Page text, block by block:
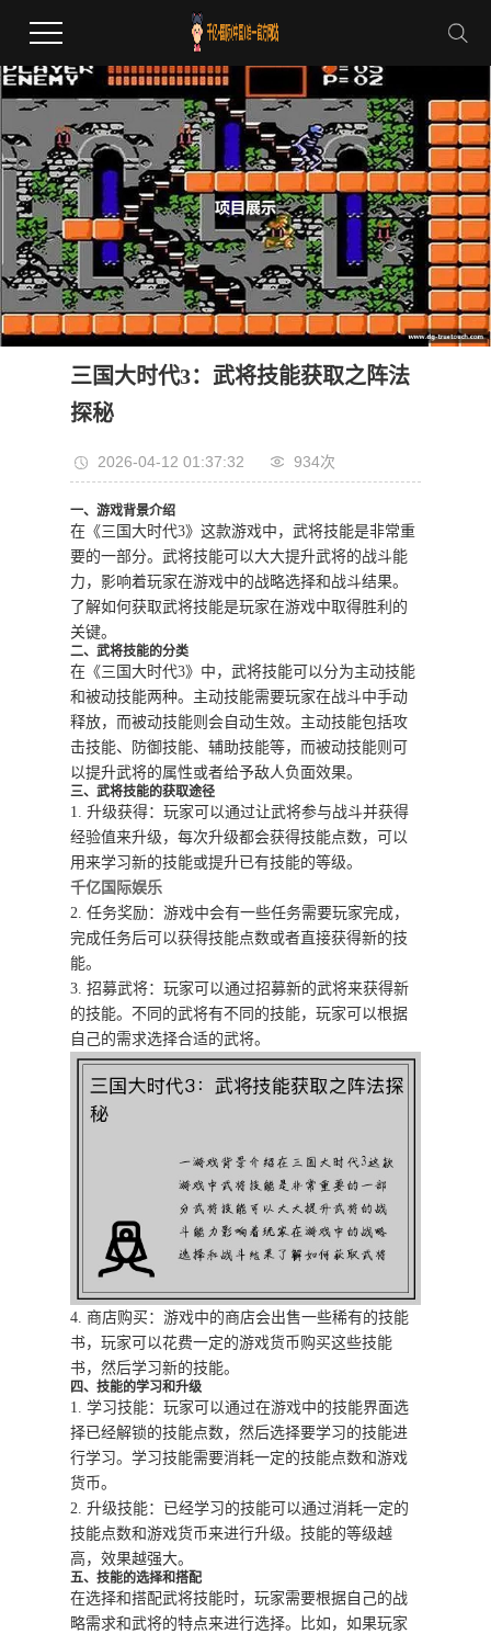
三国大时代3：武将技能获取之阵法
探秘
2026-04-12 01:37:32 934次
一、游戏背景介绍
在《三国大时代3》这款游戏中，武将技能是非常重
要的一部分。武将技能可以大大提升武将的战斗能
力，影响着玩家在游戏中的战略选择和战斗结果。
了解如何获取武将技能是玩家在游戏中取得胜利的
关键。
二、武将技能的分类
在《三国大时代3》中，武将技能可以分为主动技能
和被动技能两种。主动技能需要玩家在战斗中手动
释放，而被动技能则会自动生效。主动技能包括攻
击技能、防御技能、辅助技能等，而被动技能则可
以提升武将的属性或者给予敌人负面效果。
三、武将技能的获取途径
1. 升级获得：玩家可以通过让武将参与战斗并获得
经验值来升级，每次升级都会获得技能点数，可以
用来学习新的技能或提升已有技能的等级。
千亿国际娱乐
2. 任务奖励：游戏中会有一些任务需要玩家完成，
完成任务后可以获得技能点数或者直接获得新的技
能。
3. 招募武将：玩家可以通过招募新的武将来获得新
的技能。不同的武将有不同的技能，玩家可以根据
自己的需求选择合适的武将。
4. 商店购买：游戏中的商店会出售一些稀有的技能
书，玩家可以花费一定的游戏货币购买这些技能
书，然后学习新的技能。
四、技能的学习和升级
1. 学习技能：玩家可以通过在游戏中的技能界面选
择已经解锁的技能点数，然后选择要学习的技能进
行学习。学习技能需要消耗一定的技能点数和游戏
货币。
2. 升级技能：已经学习的技能可以通过消耗一定的
技能点数和游戏货币来进行升级。技能的等级越
高，效果越强大。
五、技能的选择和搭配
在选择和搭配武将技能时，玩家需要根据自己的战
略需求和武将的特点来进行选择。比如，如果玩家